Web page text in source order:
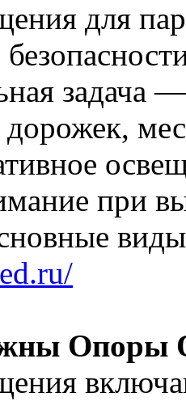
для
задача
при
Опоры